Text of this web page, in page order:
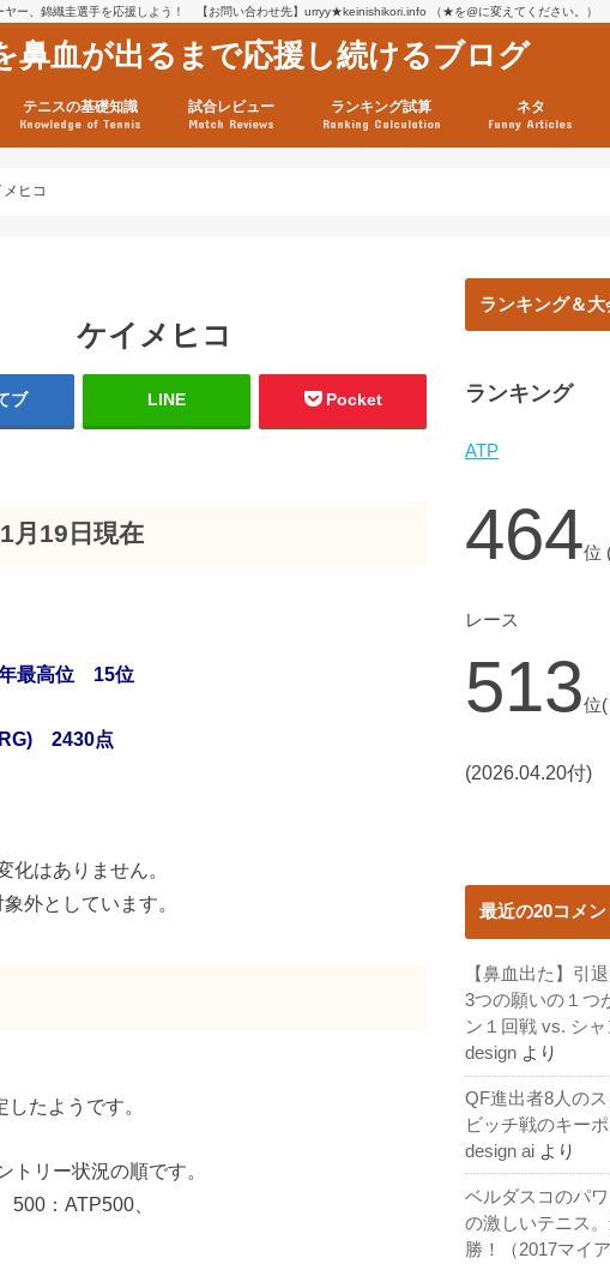
ヤー、錦織圭選手を応援しよう！ 【お問い合わせ先】urryy★keinishikori.info （★を@に変えてください。）
鼻血が出るまで応援し続けるブログ
テニスの基礎知識
Knowledge of Tennis
試合レビュー
Match Reviews
ランキング試算
Ranking Calculation
ネタ
Funny Articles
ヒコ
） ケイメヒコ
ブ LINE Pocket
19日現在
最高位 15位
2430点
はありません。
外としています。
たようです。
リー状況の順です。
500：ATP500、
ランキング＆大
ランキング
ATP
464位
レース
513位
(2026.04.20付)
最近の20コメン
【鼻血出た】引
3つの願いの１つ
ン１回戦 vs. シャ
design より
QF進出者8人の
ビッチ戦のキー
design ai より
ベルダスコのパ
の激しいテニス
勝！（2017マイ